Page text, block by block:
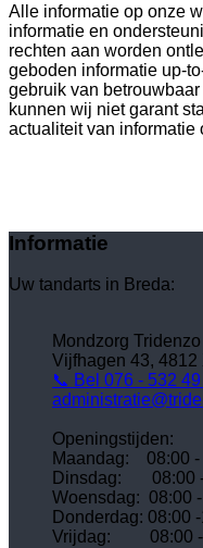
Alle informatie op onze
informatie en
rechten aan worden
geboden informatie up-
gebruik van
kunnen wij niet garant
actualiteit van informatie
Informatie
Uw tandarts in Breda:
Mondzorg Tridenzo
Vijfhagen 43, 4812
📞 Bel 076 - 532
Openingstijden:
Maandag: 08:00 -
Dinsdag: 08:00
Woensdag: 08:00
Donderdag: 08:00
Vrijdag: 08:00